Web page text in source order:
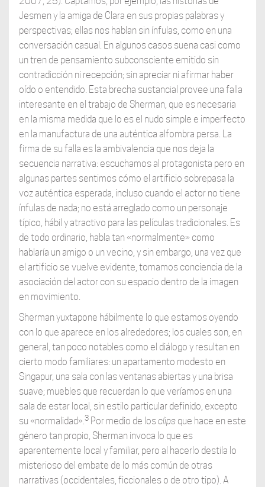
Jesmen y la amiga de Clara en sus propias palabras y
perspectivas; ellas nos hablan sin ínfulas, como en una
conversación casual. En algunos casos suena casi como
un tren de pensamiento subconsciente emitido sin
contradicción ni recepción; sin apreciar ni afirmar haber
oído o entendido. Esta brecha sustancial provee una falla
interesante en el trabajo de Sherman, que es necesaria
en la misma medida que lo es el nudo simple e imperfecto
en la manufactura de una auténtica alfombra persa. La
firma de su falla es la ambivalencia que nos deja la
secuencia narrativa: escuchamos al protagonista pero en
algunas partes sentimos cómo el artificio sobrepasa la
voz auténtica esperada, incluso cuando el actor no tiene
ínfulas de nada; no está arreglado como un personaje
típico, hábil y atractivo para las películas tradicionales. Es
de todo ordinario, habla tan «normalmente» como
hablaría un amigo o un vecino, y sin embargo, una vez que
el artificio se vuelve evidente, tomamos conciencia de la
asociación del actor con su espacio dentro de la imagen
en movimiento.
Sherman yuxtapone hábilmente lo que estamos oyendo
con lo que aparece en los alrededores; los cuales son, en
general, tan poco notables como el diálogo y resultan en
cierto modo familiares: un apartamento modesto en
Singapur, una sala con las ventanas abiertas y una brisa
suave; muebles que recuerdan lo que veríamos en una
sala de estar local, sin estilo particular definido, excepto
su «normalidad».3Por medio de losclipsque hace en este
género tan propio, Sherman invoca lo que es
aparentemente local y familiar, pero al hacerlo destila lo
misterioso del embate de lo más común de otras
narrativas (occidentales, ficcionales o de otro tipo). A